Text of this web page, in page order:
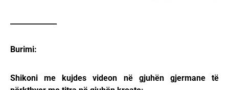
Burimi:
Shikoni me kujdes videon në gjuhën gjermane të